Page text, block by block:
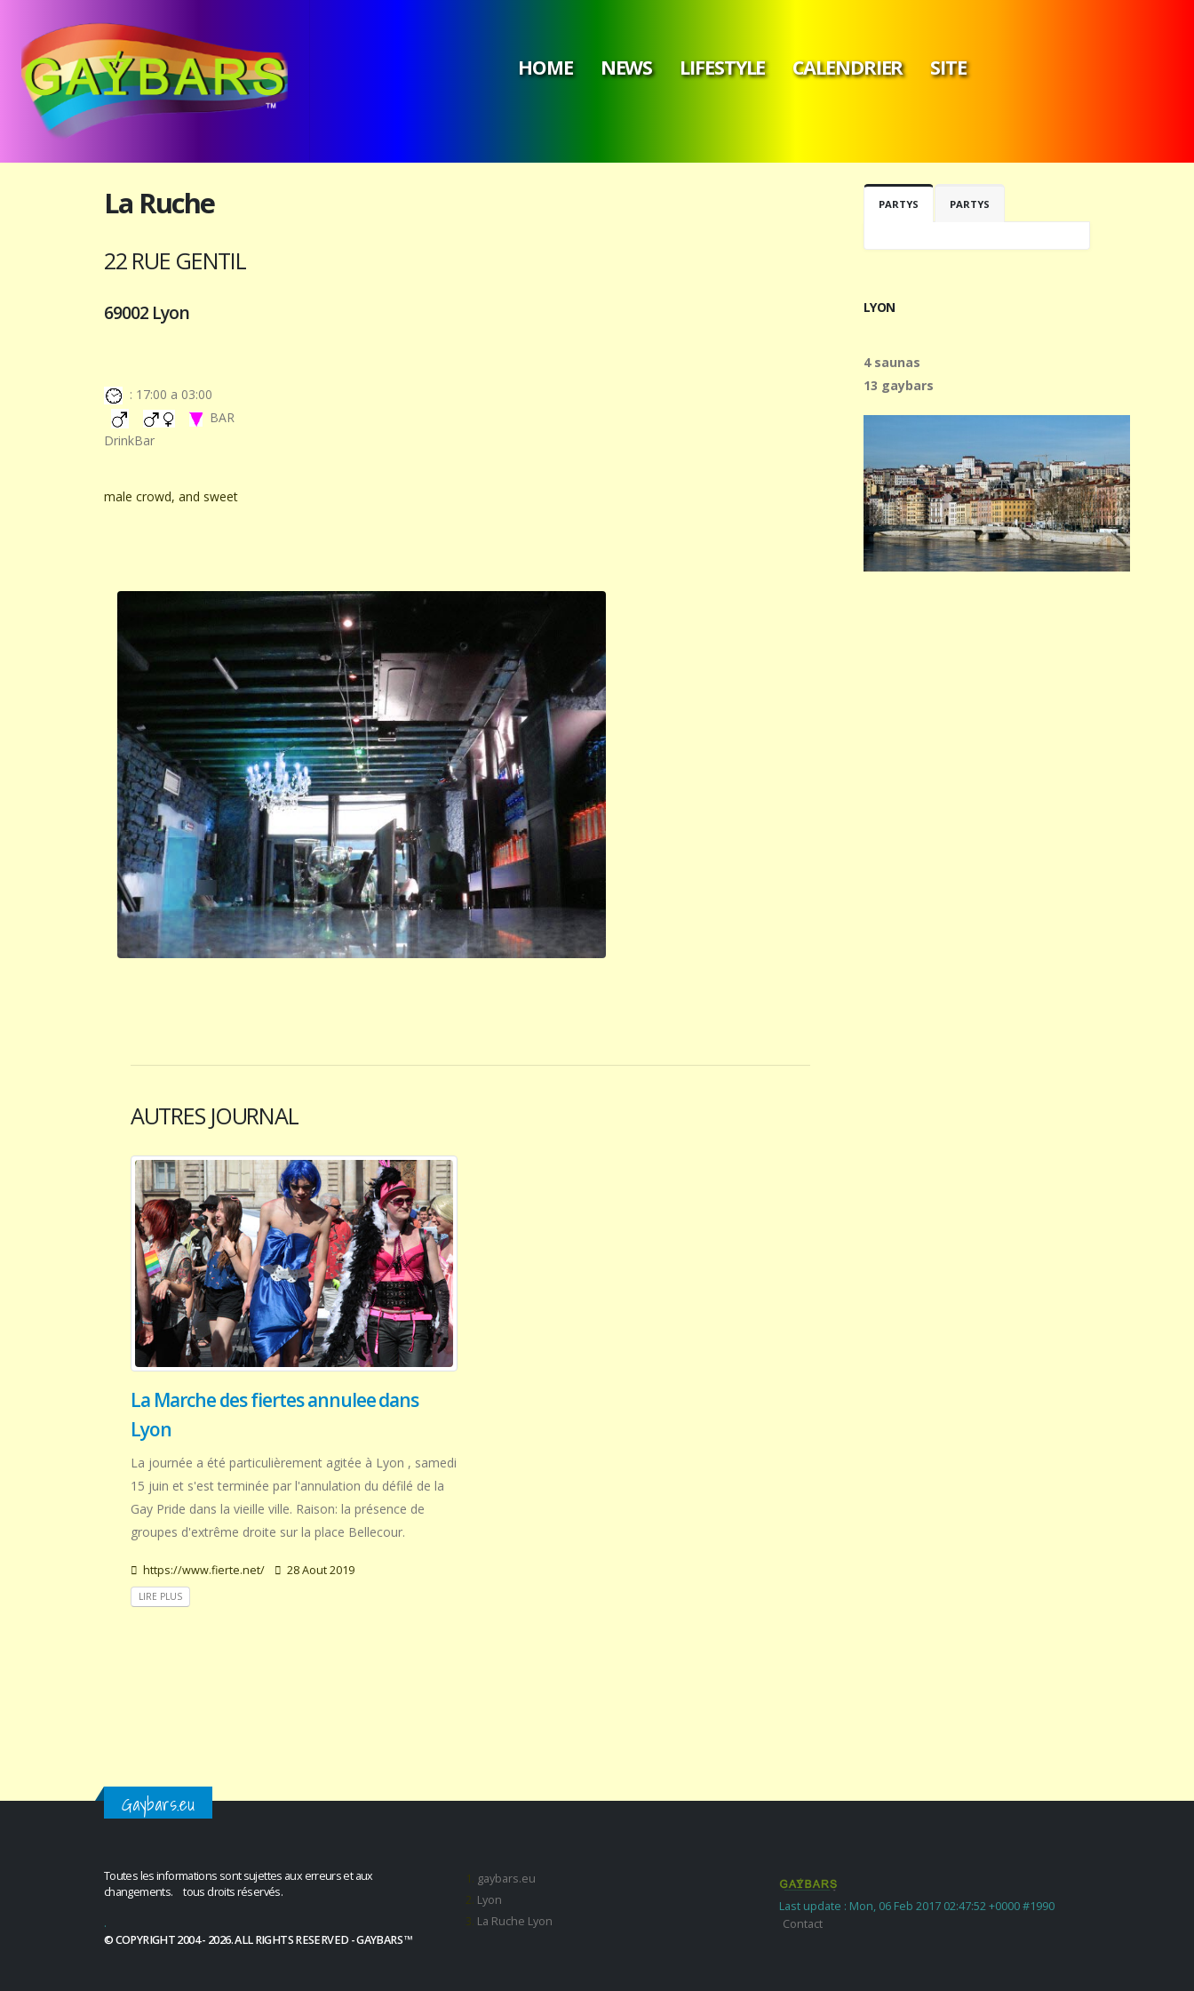
HOME NEWS LIFESTYLE CALENDRIER SITE
La Ruche
22 RUE GENTIL
69002 Lyon
: 17:00 a 03:00
BAR
DrinkBar
male crowd, and sweet
AUTRES JOURNAL
La Marche des fiertes annulee dans
Lyon
La journée a été particulièrement agitée à Lyon , samedi
15 juin et s'est terminée par l'annulation du défilé de la
Gay Pride dans la vieille ville. Raison: la présence de
groupes d'extrême droite sur la place Bellecour.
https://www.fierte.net/ 28 Aout 2019
LIRE PLUS
PARTYS PARTYS
LYON
4 saunas
13 gaybars
Gaybars.eu
Toutes les informations sont sujettes aux erreurs et aux
changements. tous droits réservés.
.
© COPYRIGHT 2004 - 2026. ALL RIGHTS RESERVED - GAYBARS ™
gaybars.eu
Lyon
La Ruche Lyon
Last update : Mon, 06 Feb 2017 02:47:52 +0000 #1990
Contact